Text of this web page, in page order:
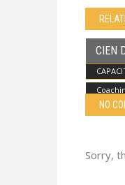
CIEN
NO
Sorry,